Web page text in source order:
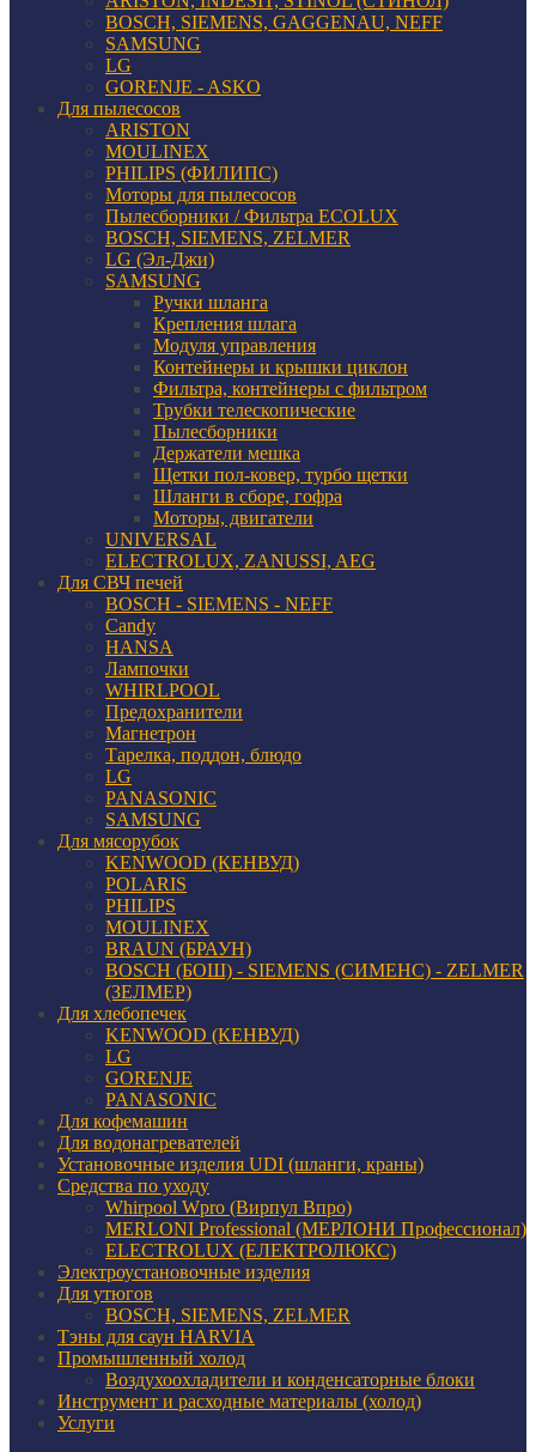
BOSCH, SIEMENS, GAGGENAU, NEFF
SAMSUNG
LG
GORENJE - ASKO
Для пылесосов
ARISTON
MOULINEX
PHILIPS (ФИЛИПС)
Моторы для пылесосов
Пылесборники / Фильтра ECOLUX
BOSCH, SIEMENS, ZELMER
LG (Эл-Джи)
SAMSUNG
Ручки шланга
Крепления шлага
Модуля управления
Контейнеры и крышки циклон
Фильтра, контейнеры с фильтром
Трубки телескопические
Пылесборники
Держатели мешка
Щетки пол-ковер, турбо щетки
Шланги в сборе, гофра
Моторы, двигатели
UNIVERSAL
ELECTROLUX, ZANUSSI, AEG
Для СВЧ печей
BOSCH - SIEMENS - NEFF
Candy
HANSA
Лампочки
WHIRLPOOL
Предохранители
Магнетрон
Тарелка, поддон, блюдо
LG
PANASONIC
SAMSUNG
Для мясорубок
KENWOOD (КЕНВУД)
POLARIS
PHILIPS
MOULINEX
BRAUN (БРАУН)
BOSCH (БОШ) - SIEMENS (СИМЕНС) - ZELMER
(ЗЕЛМЕР)
Для хлебопечек
KENWOOD (КЕНВУД)
LG
GORENJE
PANASONIC
Для кофемашин
Для водонагревателей
Установочные изделия UDI (шланги, краны)
Средства по уходу
Whirpool Wpro (Вирпул Впро)
MERLONI Professional (МЕРЛОНИ Профессионал)
ELECTROLUX (ЕЛЕКТРОЛЮКС)
Электроустановочные изделия
Для утюгов
BOSCH, SIEMENS, ZELMER
Тэны для саун HARVIA
Промышленный холод
Воздухоохладители и конденсаторные блоки
Инструмент и расходные материалы (холод)
Услуги